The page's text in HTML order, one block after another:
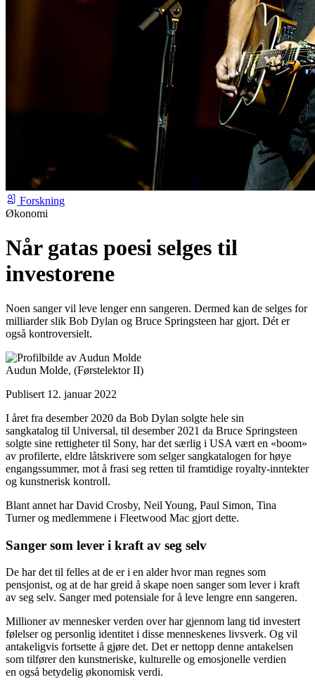
Forskning
Økonomi
Når gatas poesi selges til
investorene
Noen sanger vil leve lenger enn sangeren. Dermed kan de selges for
milliarder slik Bob Dylan og Bruce Springsteen har gjort. Dét er
også kontroversielt.
Audun Molde, (Førstelektor II)
Publisert 12. januar 2022
I året fra desember 2020 da Bob Dylan solgte hele sin
sangkatalog til Universal, til desember 2021 da Bruce Springsteen
solgte sine rettigheter til Sony, har det særlig i USA vært en «boom»
av profilerte, eldre låtskrivere som selger sangkatalogen for høye
engangssummer, mot å frasi seg retten til framtidige royalty-inntekter
og kunstnerisk kontroll.
Blant annet har David Crosby, Neil Young, Paul Simon, Tina
Turner og medlemmene i Fleetwood Mac gjort dette.
Sanger som lever i kraft av seg selv
De har det til felles at de er i en alder hvor man regnes som
pensjonist, og at de har greid å skape noen sanger som lever i kraft
av seg selv. Sanger med potensiale for å leve lengre enn sangeren.
Millioner av mennesker verden over har gjennom lang tid investert
følelser og personlig identitet i disse menneskenes livsverk. Og vil
antakeligvis fortsette å gjøre det. Det er nettopp denne antakelsen
som tilfører den kunstneriske, kulturelle og emosjonelle verdien
en også betydelig økonomisk verdi.